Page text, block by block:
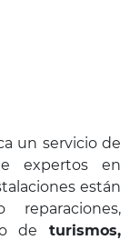
un servicio de
expertos en
están
de turismos,